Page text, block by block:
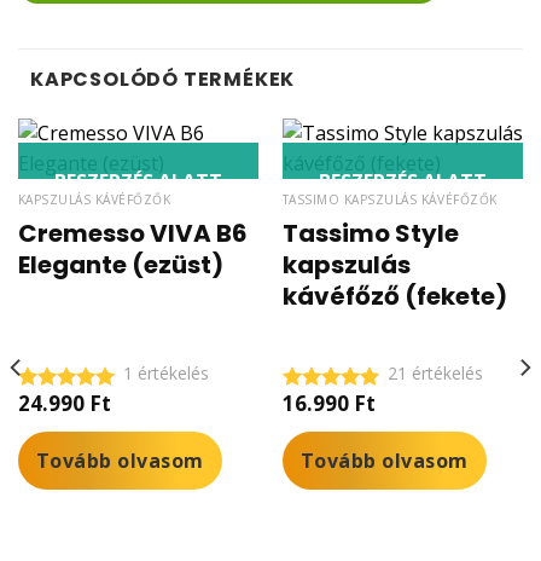
KAPCSOLÓDÓ TERMÉKEK
BESZERZÉS ALATT
KAPSZULÁS KÁVÉFŐZŐK
Cremesso VIVA B6
Elegante (ezüst)
Értékelés:
1 értékelés
24.990 Ft
Tovább olvasom
BESZERZÉS ALATT
TASSIMO KAPSZULÁS KÁVÉFŐZŐK
Tassimo Style
kapszulás
kávéfőző (fekete)
Értékelés:
21 értékelés
16.990 Ft
Tovább olvasom